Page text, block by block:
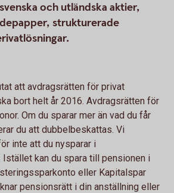
och utländska aktier,
strukturerade
att avdragsrätten för privat
bort helt år 2016. Avdragsrätten för
Om du sparar mer än vad du får
du att dubbelbeskattas. Vi
inte att du nysparar i
kan du spara till pensionen i
eller Kapitalspar
pensionsrätt i din anställning eller